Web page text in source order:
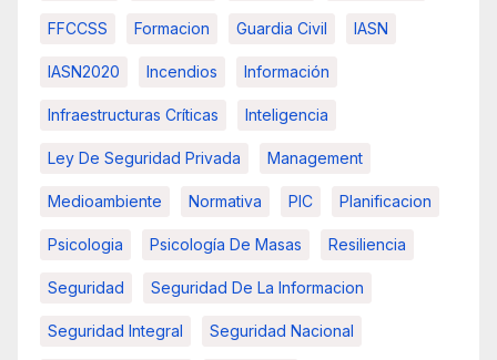
FFCCSS Formacion Guardia Civil IASN
IASN2020 Incendios Información
Infraestructuras Críticas Inteligencia
Ley De Seguridad Privada Management
Medioambiente Normativa PIC Planificacion
Psicologia Psicología De Masas Resiliencia
Seguridad Seguridad De La Informacion
Seguridad Integral Seguridad Nacional